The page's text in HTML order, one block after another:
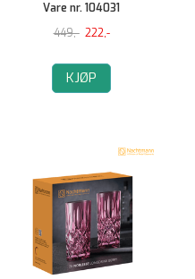
Vare nr. 104031
449,- 222,-
KJØP